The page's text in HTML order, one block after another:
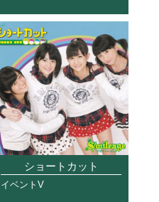
ショートカット
イベントV